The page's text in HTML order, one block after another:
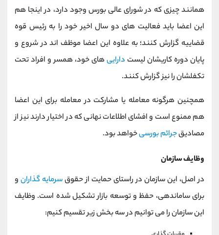
همانند چیزی که در شورای عالی بورس وجود دارد، در اینجا هم
این اعضا باید فعالیت های دو سال اخیر خود را به رئیس قوه
قضاییه گزارش کنند؛ به علاوه این اعضا موظف اند در شروع و
پایان دوره کاریشان لیست داراییهای خود، همسر و افراد تحت
تکفلشان را نیز گزارش کنند.
همچنین هرگونه معامله یا مشارکت در معامله برای این اعضا
هم ممنوع است و افشای اطلاعات نهانی که در اختیار دارند نیز از
مصادیقجرائم بورسیخواهد بود.
وظایف سازمان
در اصل، این سازمان در راستای حمایت از حقوقسرمایه گذاران و
برای ساماندهی، حفظ و توسعه بازار تشکیل شده است. وظایف
این سازمان را می توانیم در سه بخش زیر تقسیم کنیم: